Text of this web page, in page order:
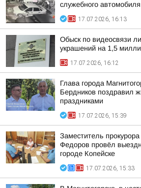
служебного
17.07.2026, 16:13
Обыск по видеосвязи
украшений на 1,5
17.07.2026, 16:12
Глава города
Бердников поздравил
праздниками
17.07.2026, 15:39
Заместитель
Федоров провёл
городе Копейске
17.07.2026, 15:33